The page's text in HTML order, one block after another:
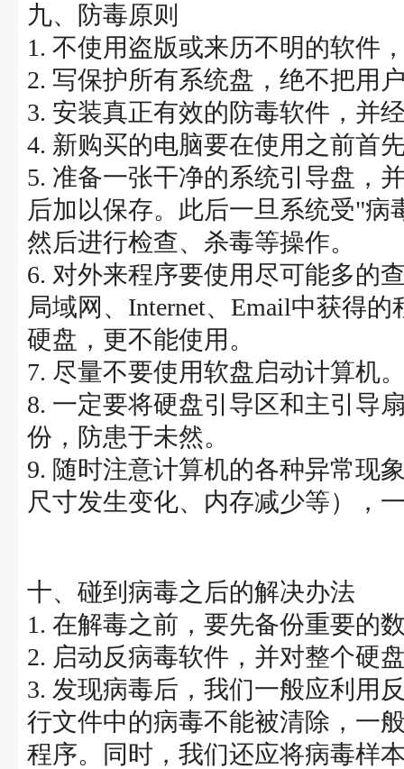
九、防毒原则
1. 不使用盗版或来历不明的软件
2. 写保护所有系统盘，绝不把用
3. 安装真正有效的防毒软件，并
4. 新购买的电脑要在使用之前首
5. 准备一张干净的系统引导盘，
后加以保存。此后一旦系统受"
然后进行检查、杀毒等操作。
6. 对外来程序要使用尽可能多的
局域网、Internet、Email中获得
硬盘，更不能使用。
7. 尽量不要使用软盘启动计算机
8. 一定要将硬盘引导区和主引导
份，防患于未然。
9. 随时注意计算机的各种异常现
尺寸发生变化、内存减少等），
十、碰到病毒之后的解决办法
1. 在解毒之前，要先备份重要的
2. 启动反病毒软件，并对整个硬
3. 发现病毒后，我们一般应利用
行文件中的病毒不能被清除，一
程序。同时，我们还应将病毒样